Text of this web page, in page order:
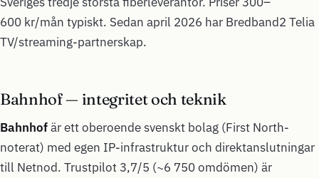
600 kr/mån typiskt. Sedan april 2026 har Bredband2 Telia
TV/streaming-partnerskap.
Bahnhof — integritet och teknik
Bahnhofär ett oberoende svenskt bolag (First North-
noterat) med egen IP-infrastruktur och direktanslutningar
till Netnod. Trustpilot 3,7/5 (~6 750 omdömen) är